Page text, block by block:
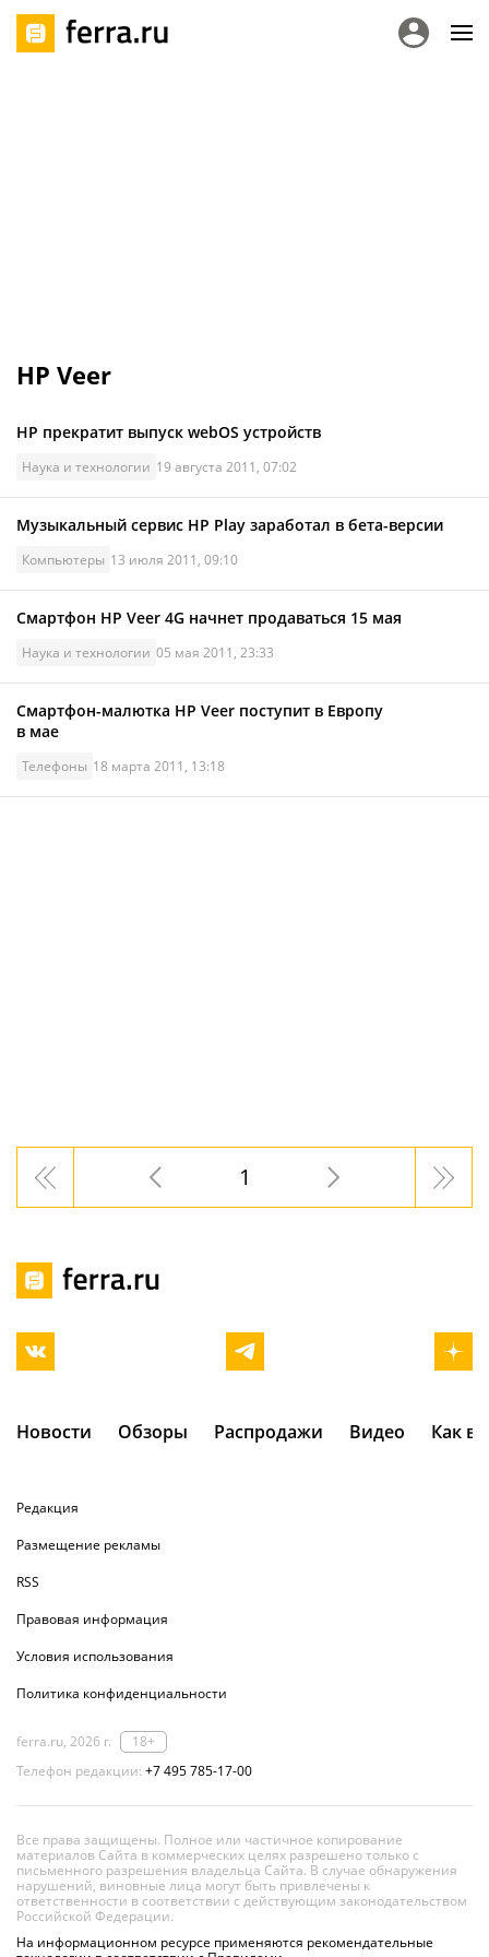
HP Veer
HP прекратит выпуск webOS устройств
Наука и технологии 19 августа 2011, 07:02
Музыкальный сервис HP Play заработал в бета-версии
Компьютеры 13 июля 2011, 09:10
Смартфон HP Veer 4G начнет продаваться 15 мая
Наука и технологии 05 мая 2011, 23:33
Смартфон-малютка HP Veer поступит в Европу
в мае
Телефоны 18 марта 2011, 13:18
1
Новости Обзоры Распродажи Видео Как
Редакция
Размещение рекламы
RSS
Правовая информация
Условия использования
Политика конфиденциальности
ferra.ru, 2026 г.
18+
Телефон редакции: +7 495 785-17-00
Все права защищены. Полное или частичное копирование
материалов Сайта в коммерческих целях разрешено только с
письменного разрешения владельца Сайта. В случае обнаружения
нарушений, виновные лица могут быть привлечены к
ответственности в соответствии с действующим законодательством
Российской Федерации.
На информационном ресурсе применяются рекомендательные